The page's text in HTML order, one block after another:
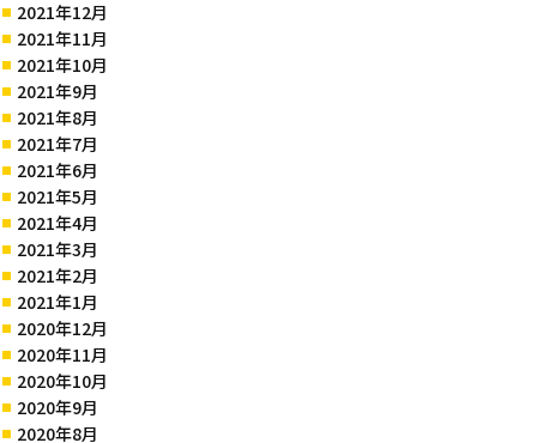
2021年12月
2021年11月
2021年10月
2021年9月
2021年8月
2021年7月
2021年6月
2021年5月
2021年4月
2021年3月
2021年2月
2021年1月
2020年12月
2020年11月
2020年10月
2020年9月
2020年8月